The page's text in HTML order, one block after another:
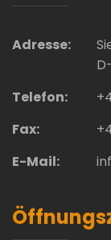
Adresse:
Telefon:
Fax:
E-Mail: